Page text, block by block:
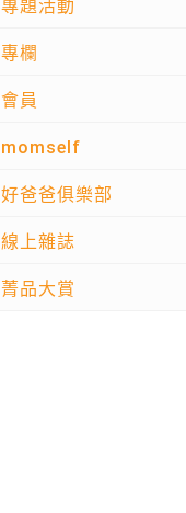
專題活動
專欄
會員
momself
好爸爸俱樂部
線上雜誌
菁品大賞